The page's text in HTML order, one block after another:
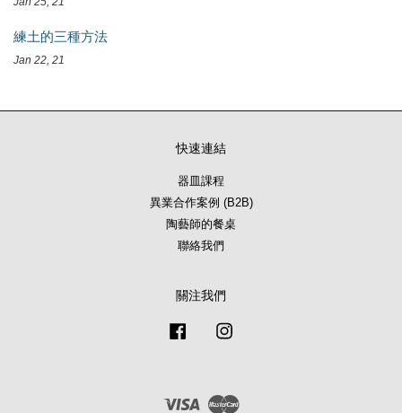
練土的三種方法
Jan 22, 21
快速連結
器皿課程
異業合作案例 (B2B)
陶藝師的餐桌
聯絡我們
關注我們
Facebook
Visa Master